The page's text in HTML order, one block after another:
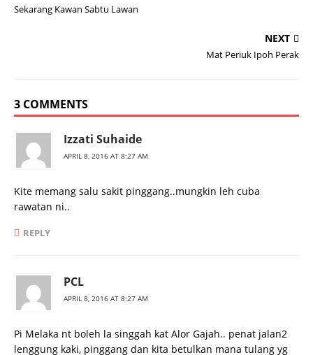
Sekarang Kawan Sabtu Lawan
NEXT
Mat Periuk Ipoh Perak
3 COMMENTS
Izzati Suhaide
APRIL 8, 2016 AT 8:27 AM
Kite memang salu sakit pinggang..mungkin leh cuba
rawatan ni..
REPLY
PCL
APRIL 8, 2016 AT 8:27 AM
Pi Melaka nt boleh la singgah kat Alor Gajah.. penat jalan2
lenggung kaki, pinggang dan kita betulkan mana tulang yg